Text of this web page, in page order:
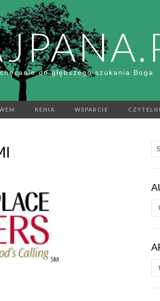
do głębszego szukania Boga
KENIA WSPARCIE
/